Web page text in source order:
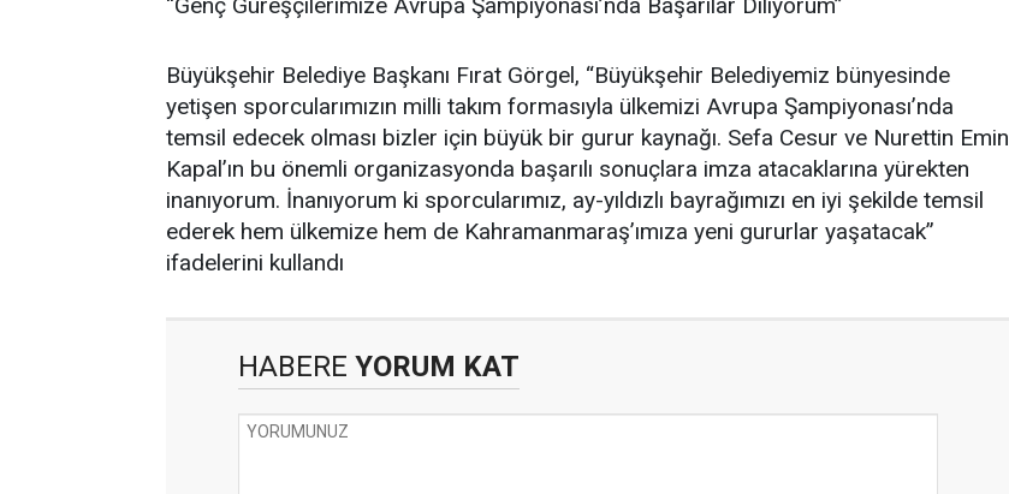
Büyükşehir Belediye Başkanı Fırat Görgel, “Büyükşehir Belediyemiz bünyesinde
yetişen sporcularımızın milli takım formasıyla ülkemizi Avrupa Şampiyonası’nda
temsil edecek olması bizler için büyük bir gurur kaynağı. Sefa Cesur ve Nurettin Emin
Kapal’ın bu önemli organizasyonda başarılı sonuçlara imza atacaklarına yürekten
inanıyorum. İnanıyorum ki sporcularımız, ay-yıldızlı bayrağımızı en iyi şekilde temsil
ederek hem ülkemize hem de Kahramanmaraş’ımıza yeni gururlar yaşatacak”
ifadelerini kullandı
HABERE YORUM KAT